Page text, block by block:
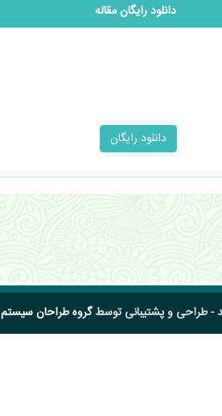
دانلود رایگان مقاله
- طراحی و پشتیبانی توسطگروه طراحان سیستم